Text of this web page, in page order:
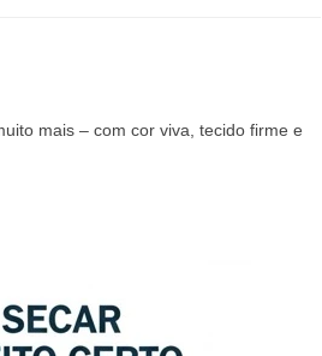
mais – com cor viva, tecido firme e